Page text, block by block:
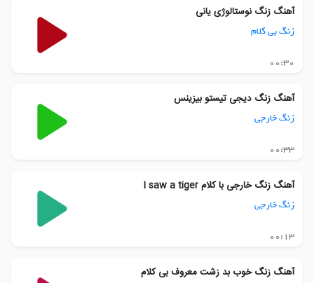
آهنگ زنگ نوستالوژی یانی
زنگ بی کلام
00:30
آهنگ زنگ دیجی تیستو بیزینس
زنگ خارجی
00:33
آهنگ زنگ خارجی با کلام I saw a tiger
زنگ خارجی
00:13
آهنگ زنگ خوب بد زشت معروف بی کلام